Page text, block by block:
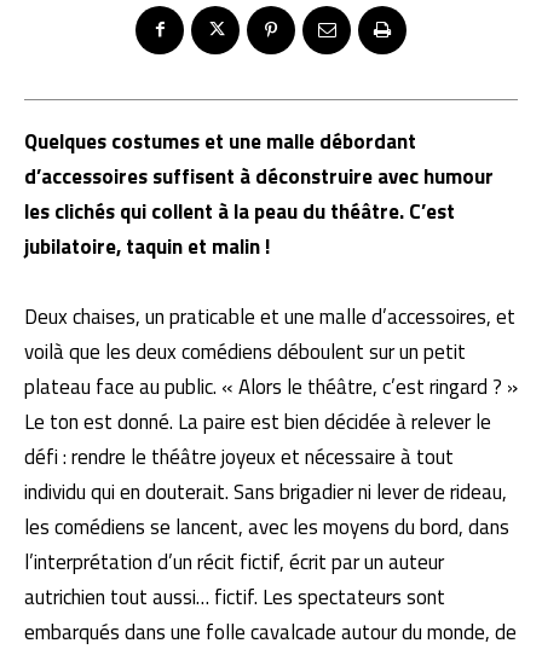
Quelques costumes et une malle débordant
d’accessoires suffisent à déconstruire avec humour
les clichés qui collent à la peau du théâtre. C’est
jubilatoire, taquin et malin !
Deux chaises, un praticable et une malle d’accessoires, et
voilà que les deux comédiens déboulent sur un petit
plateau face au public. « Alors le théâtre, c’est ringard ? »
Le ton est donné. La paire est bien décidée à relever le
défi : rendre le théâtre joyeux et nécessaire à tout
individu qui en douterait. Sans brigadier ni lever de rideau,
les comédiens se lancent, avec les moyens du bord, dans
l’interprétation d’un récit fictif, écrit par un auteur
autrichien tout aussi… fictif. Les spectateurs sont
embarqués dans une folle cavalcade autour du monde, de